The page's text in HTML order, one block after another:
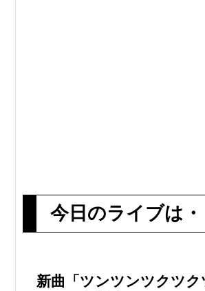
今日のライブは・
新曲「ツンツンツクツク